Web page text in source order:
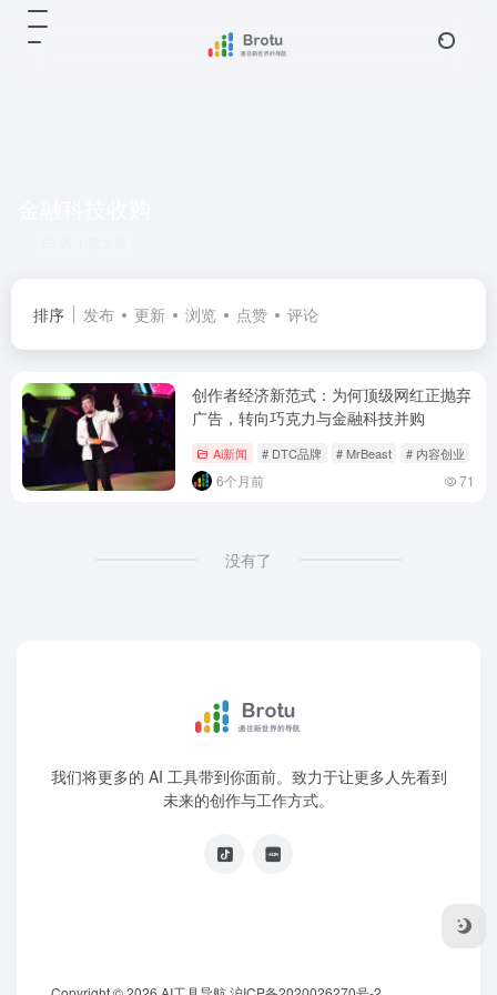
排序 发布 更新 浏览 点赞 评论
创作者经济新范式：为何顶级网红正抛弃
广告，转向巧克力与金融科技并购
Ai新闻 # DTC品牌 # MrBeast # 内容创业
6个月前 71
没有了
我们将更多的 AI 工具带到你面前。致力于让更多人先看到
未来的创作与工作方式。